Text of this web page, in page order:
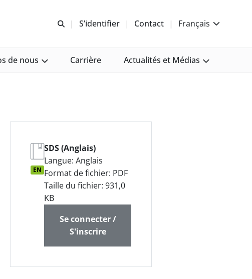
Recherche libre
S’identifier Contact Français
de nous Carrière Actualités et Médias
EN
SDS (Anglais)
Langue: Anglais
Format de fichier: PDF
Taille du fichier: 931,0
KB
Se connecter /
S'inscrire